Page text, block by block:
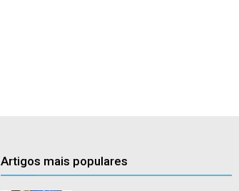
Artigos mais populares